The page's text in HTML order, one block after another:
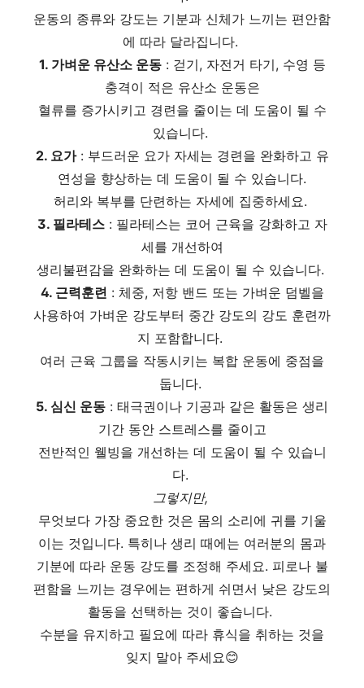
운동의 종류와 강도는 기분과 신체가 느끼는 편안함
에 따라 달라집니다.
1. 가벼운 유산소 운동: 걷기, 자전거 타기, 수영 등
충격이 적은 유산소 운동은
혈류를 증가시키고 경련을 줄이는 데 도움이 될 수
있습니다.
2. 요가: 부드러운 요가 자세는 경련을 완화하고 유
연성을 향상하는 데 도움이 될 수 있습니다.
허리와 복부를 단련하는 자세에 집중하세요.
3. 필라테스: 필라테스는 코어 근육을 강화하고 자
세를 개선하여
생리불편감을 완화하는 데 도움이 될 수 있습니다.
4. 근력훈련 : 체중, 저항 밴드 또는 가벼운 덤벨을
사용하여 가벼운 강도부터 중간 강도의 강도 훈련까
지 포함합니다.
여러 근육 그룹을 작동시키는 복합 운동에 중점을
둡니다.
5. 심신 운동 : 태극권이나 기공과 같은 활동은 생리
기간 동안 스트레스를 줄이고
전반적인 웰빙을 개선하는 데 도움이 될 수 있습니
다.
그렇지만,
무엇보다 가장 중요한 것은 몸의 소리에 귀를 기울
이는 것입니다. 특히나 생리 때에는 여러분의 몸과
기분에 따라 운동 강도를 조정해 주세요. 피로나 불
편함을 느끼는 경우에는 편하게 쉬면서 낮은 강도의
활동을 선택하는 것이 좋습니다.
수분을 유지하고 필요에 따라 휴식을 취하는 것을
잊지 말아 주세요😊